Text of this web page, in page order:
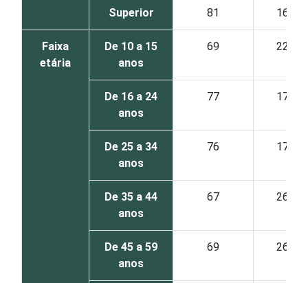
Superior 81 16
Faixa
etária
De 10 a 15
anos
69 22
De 16 a 24
anos
77 17
De 25 a 34
anos
76 17
De 35 a 44
anos
67 26
De 45 a 59
anos
69 26